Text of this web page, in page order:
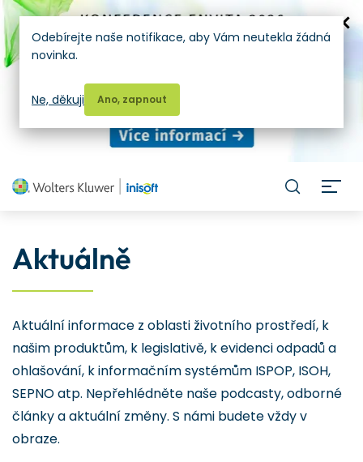
Aktuálně
Aktuální informace z oblasti životního prostředí, k
našim produktům, k legislativě, k evidenci odpadů a
ohlašování, k informačním systémům ISPOP, ISOH,
SEPNO atp. Nepřehlédněte naše podcasty, odborné
články a aktuální změny. S námi budete vždy v
obraze.
Odebírejte naše notifikace, aby Vám neutekla žádná
novinka.
Ano, zapnout
Ne, děkuji